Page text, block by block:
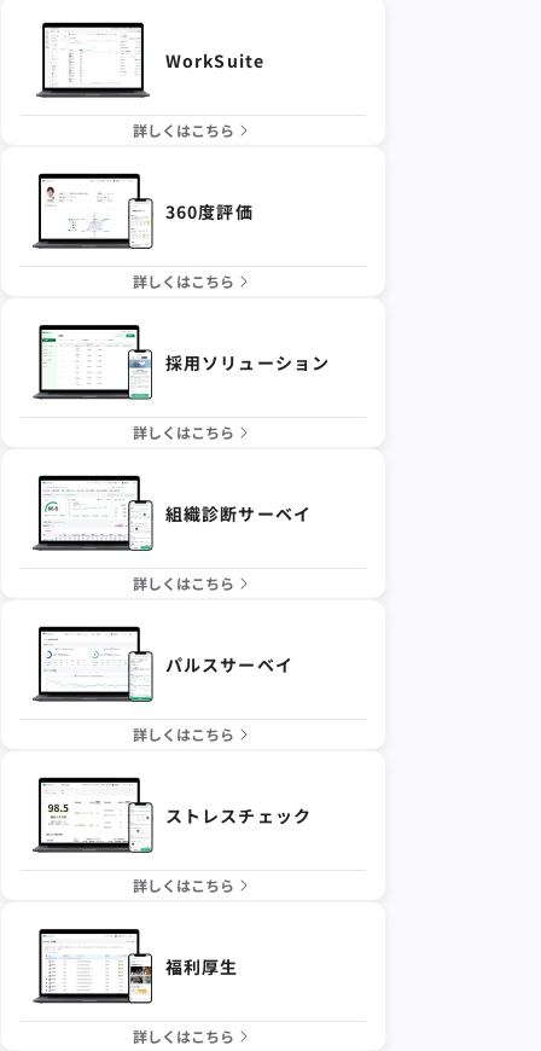
WorkSuite
詳しくはこちら
360度評価
詳しくはこちら
採用ソリューション
詳しくはこちら
組織診断サーベイ
詳しくはこちら
パルスサーベイ
詳しくはこちら
ストレスチェック
詳しくはこちら
福利厚生
詳しくはこちら